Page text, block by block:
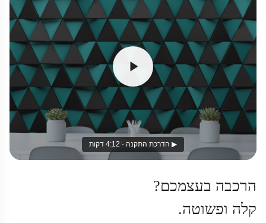
▶ הדרכת התקנה · 4:12 דקות
הרכבה בעצמכם?
קלה ופשוטה.